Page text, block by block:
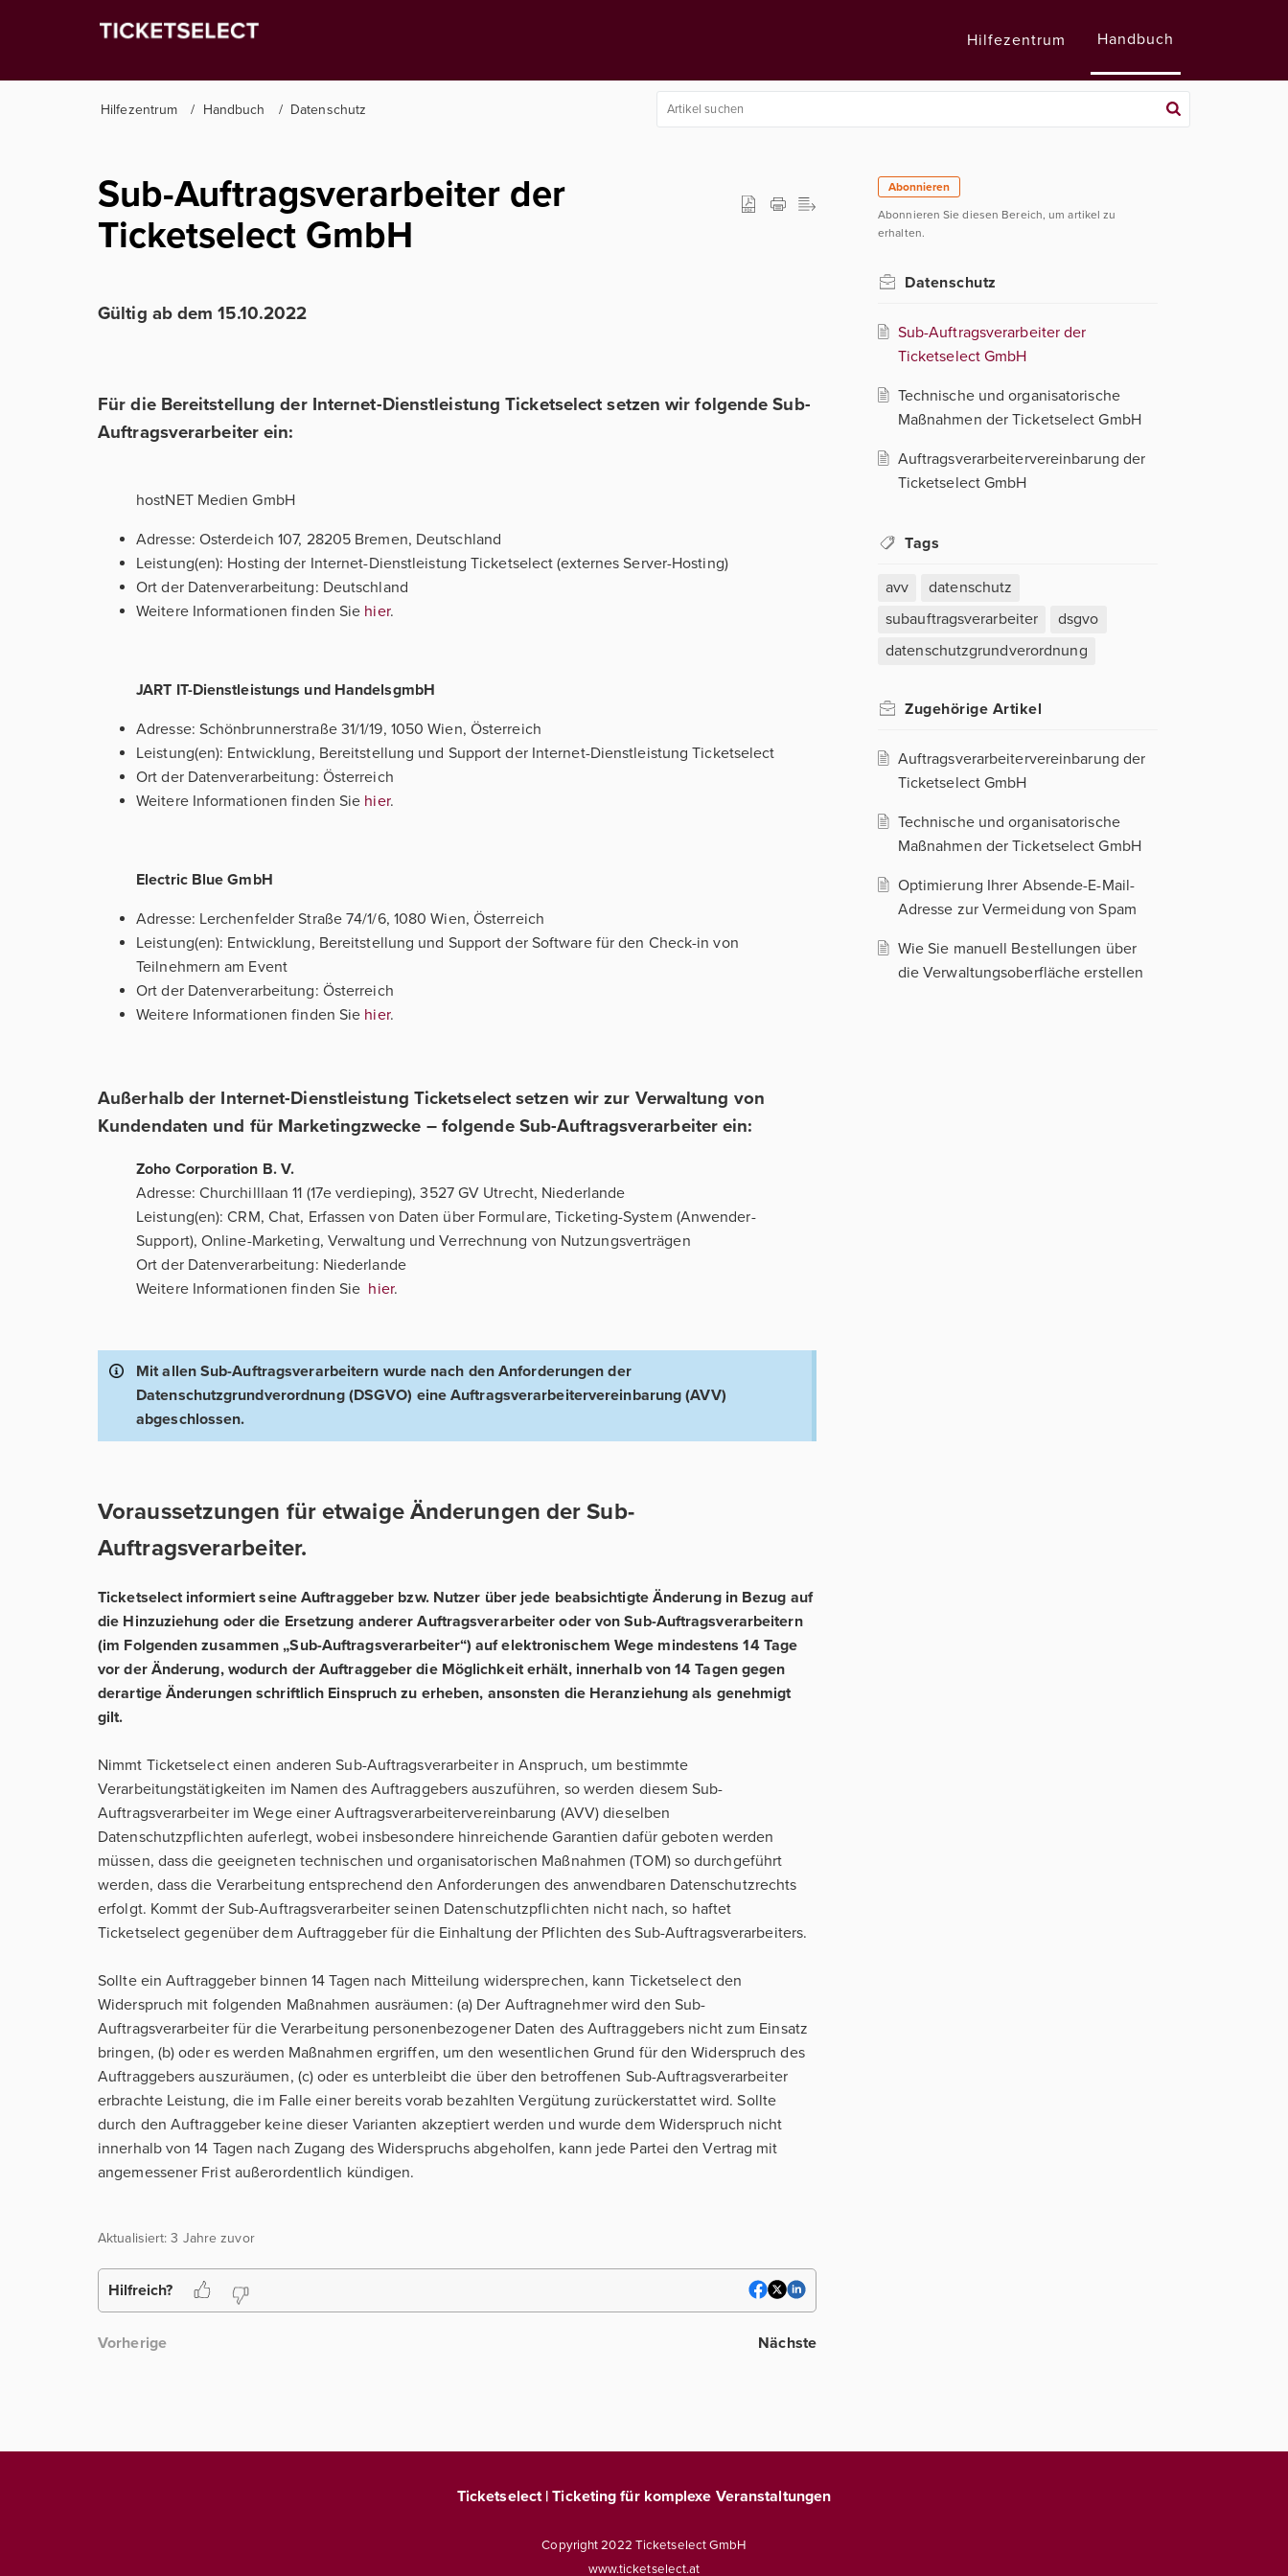
Hilfezentrum Handbuch
Hilfezentrum Handbuch Datenschutz
Sub-Auftragsverarbeiter der
Ticketselect GmbH
Gültig ab dem 15.10.2022
Für die Bereitstellung der Internet-Dienstleistung Ticketselect setzen wir folgende Sub-
Auftragsverarbeiter ein:
hostNET Medien GmbH
Adresse: Osterdeich 107, 28205 Bremen, Deutschland
Leistung(en): Hosting der Internet-Dienstleistung Ticketselect (externes Server-Hosting)
Ort der Datenverarbeitung: Deutschland
Weitere Informationen finden Sie hier.
JART IT-Dienstleistungs und HandelsgmbH
Adresse: Schönbrunnerstraße 31/1/19, 1050 Wien, Österreich
Leistung(en): Entwicklung, Bereitstellung und Support der Internet-Dienstleistung Ticketselect
Ort der Datenverarbeitung: Österreich
Weitere Informationen finden Sie hier.
Electric Blue GmbH
Adresse: Lerchenfelder Straße 74/1/6, 1080 Wien, Österreich
Leistung(en): Entwicklung, Bereitstellung und Support der Software für den Check-in von
Teilnehmern am Event
Ort der Datenverarbeitung: Österreich
Weitere Informationen finden Sie hier.
Außerhalb der Internet-Dienstleistung Ticketselect setzen wir zur Verwaltung von
Kundendaten und für Marketingzwecke – folgende Sub-Auftragsverarbeiter ein:
Zoho Corporation B. V.
Adresse: Churchilllaan 11 (17e verdieping), 3527 GV Utrecht, Niederlande
Leistung(en): CRM, Chat, Erfassen von Daten über Formulare, Ticketing-System (Anwender-
Support), Online-Marketing, Verwaltung und Verrechnung von Nutzungsverträgen
Ort der Datenverarbeitung: Niederlande
Weitere Informationen finden Sie hier.
Mit allen Sub-Auftragsverarbeitern wurde nach den Anforderungen der
Datenschutzgrundverordnung (DSGVO) eine Auftragsverarbeitervereinbarung (AVV)
abgeschlossen.
Voraussetzungen für etwaige Änderungen der Sub-
Auftragsverarbeiter.
Ticketselect informiert seine Auftraggeber bzw. Nutzer über jede beabsichtigte Änderung in Bezug auf
die Hinzuziehung oder die Ersetzung anderer Auftragsverarbeiter oder von Sub-Auftragsverarbeitern
(im Folgenden zusammen „Sub-Auftragsverarbeiter“) auf elektronischem Wege mindestens 14 Tage
vor der Änderung, wodurch der Auftraggeber die Möglichkeit erhält, innerhalb von 14 Tagen gegen
derartige Änderungen schriftlich Einspruch zu erheben, ansonsten die Heranziehung als genehmigt
gilt.
Nimmt Ticketselect einen anderen Sub-Auftragsverarbeiter in Anspruch, um bestimmte
Verarbeitungstätigkeiten im Namen des Auftraggebers auszuführen, so werden diesem Sub-
Auftragsverarbeiter im Wege einer Auftragsverarbeitervereinbarung (AVV) dieselben
Datenschutzpflichten auferlegt, wobei insbesondere hinreichende Garantien dafür geboten werden
müssen, dass die geeigneten technischen und organisatorischen Maßnahmen (TOM) so durchgeführt
werden, dass die Verarbeitung entsprechend den Anforderungen des anwendbaren Datenschutzrechts
erfolgt. Kommt der Sub-Auftragsverarbeiter seinen Datenschutzpflichten nicht nach, so haftet
Ticketselect gegenüber dem Auftraggeber für die Einhaltung der Pflichten des Sub-Auftragsverarbeiters.
Sollte ein Auftraggeber binnen 14 Tagen nach Mitteilung widersprechen, kann Ticketselect den
Widerspruch mit folgenden Maßnahmen ausräumen: (a) Der Auftragnehmer wird den Sub-
Auftragsverarbeiter für die Verarbeitung personenbezogener Daten des Auftraggebers nicht zum Einsatz
bringen, (b) oder es werden Maßnahmen ergriffen, um den wesentlichen Grund für den Widerspruch des
Auftraggebers auszuräumen, (c) oder es unterbleibt die über den betroffenen Sub-Auftragsverarbeiter
erbrachte Leistung, die im Falle einer bereits vorab bezahlten Vergütung zurückerstattet wird. Sollte
durch den Auftraggeber keine dieser Varianten akzeptiert werden und wurde dem Widerspruch nicht
innerhalb von 14 Tagen nach Zugang des Widerspruchs abgeholfen, kann jede Partei den Vertrag mit
angemessener Frist außerordentlich kündigen.
Aktualisiert: 3 Jahre zuvor
Hilfreich?
Vorherige Nächste
Abonnieren
Abonnieren Sie diesen Bereich, um artikel zu
erhalten.
Datenschutz
Sub-Auftragsverarbeiter der
Ticketselect GmbH
Technische und organisatorische
Maßnahmen der Ticketselect GmbH
Auftragsverarbeitervereinbarung der
Ticketselect GmbH
Tags
avv
datenschutz
subauftragsverarbeiter
dsgvo
datenschutzgrundverordnung
Zugehörige Artikel
Auftragsverarbeitervereinbarung der
Ticketselect GmbH
Technische und organisatorische
Maßnahmen der Ticketselect GmbH
Optimierung Ihrer Absende-E-Mail-
Adresse zur Vermeidung von Spam
Wie Sie manuell Bestellungen über
die Verwaltungsoberfläche erstellen
Ticketselect | Ticketing für komplexe Veranstaltungen
Copyright 2022 Ticketselect GmbH
www.ticketselect.at